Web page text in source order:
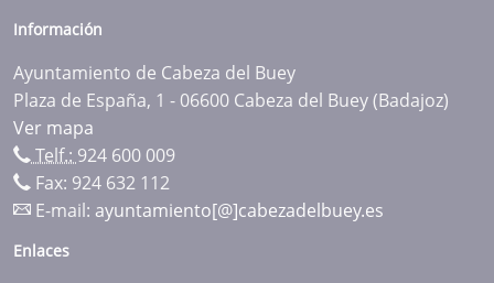
Información
Ayuntamiento de Cabeza del Buey
Plaza de España, 1 - 06600 Cabeza del Buey (Badajoz)
Ver mapa
Telf.: 924 600 009
Fax: 924 632 112
E-mail: ayuntamiento[@]cabezadelbuey.es
Enlaces